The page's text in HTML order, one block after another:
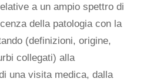
a un ampio spettro di
della patologia con la
(definizioni, origine,
collegati) alla
una visita medica, dalla